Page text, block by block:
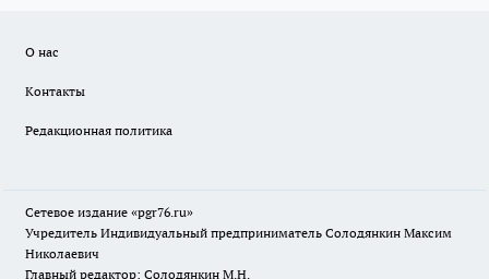
О нас
Контакты
Редакционная политика
Сетевое издание «pgr76.ru»
Учредитель Индивидуальный предприниматель Солодянкин Максим
Николаевич
Главный редактор: Солодянкин М.Н.